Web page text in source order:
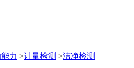
力 >计量检测 >洁净检测